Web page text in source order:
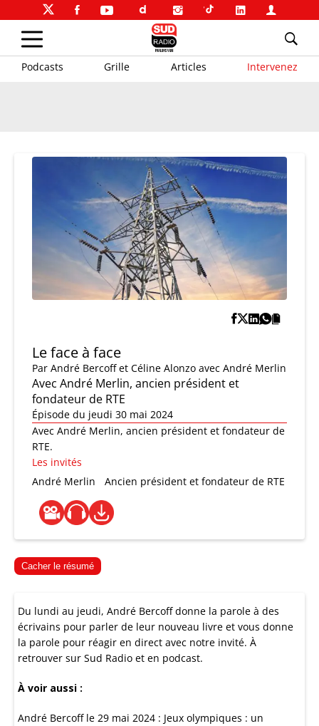
Podcasts Grille Articles Intervenez
Le face à face
Par André Bercoff et Céline Alonzo avec André Merlin
Avec André Merlin, ancien président et
fondateur de RTE
Épisode du jeudi 30 mai 2024
Avec André Merlin, ancien président et fondateur de
RTE.
Les invités
André Merlin
Ancien président et fondateur de RTE
Cacher le résumé
Du lundi au jeudi, André Bercoff donne la parole à des
écrivains pour parler de leur nouveau livre et vous donne
la parole pour réagir en direct avec notre invité. À
retrouver sur Sud Radio et en podcast.
À voir aussi :
André Bercoff le 29 mai 2024 : Jeux olympiques : un